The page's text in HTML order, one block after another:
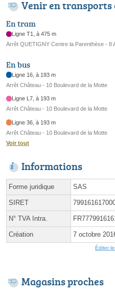
Venir en transports
En tram
Ligne T1, à 475 m
Arrêt QUETIGNY Centre la Parenthèse - 8
En bus
Ligne 16, à 193 m
Arrêt Château - 10 Boulevard de la Motte
Ligne L7, à 193 m
Arrêt Château - 10 Boulevard de la Motte
Ligne 36, à 193 m
Arrêt Château - 10 Boulevard de la Motte
Voir tout
Informations
Forme juridique SAS
SIRET
N° TVA Intra.
Création 7 octobre
Éditer
Magasins proches